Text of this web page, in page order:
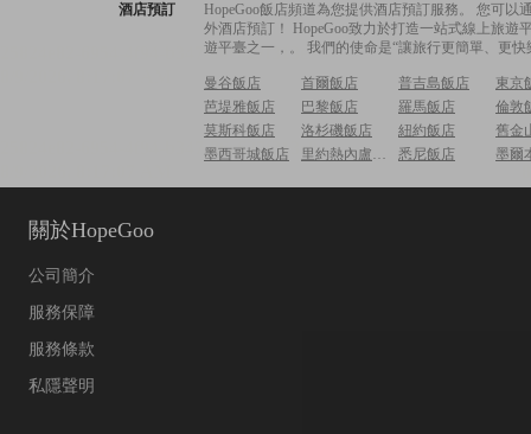
酒店預訂
HopeGoo飯店頻道為您提供酒店預訂服務。 您可
外酒店預訂！ HopeGoo致力於打造一站式線上旅
遊平臺之一，。 我們的使命是“讓旅行更簡單、更
曼谷飯店 首爾飯店 普吉島飯店
東京
芭堤雅飯店
巴黎飯店 羅馬飯店
倫敦
莫斯科飯店
洛杉磯飯店 紐約飯店
舊金
墨西哥城飯店
里約熱內盧飯店 悉尼飯店 墨爾
關於HopeGoo
公司簡介
服務保障
服務條款
私隱聲明